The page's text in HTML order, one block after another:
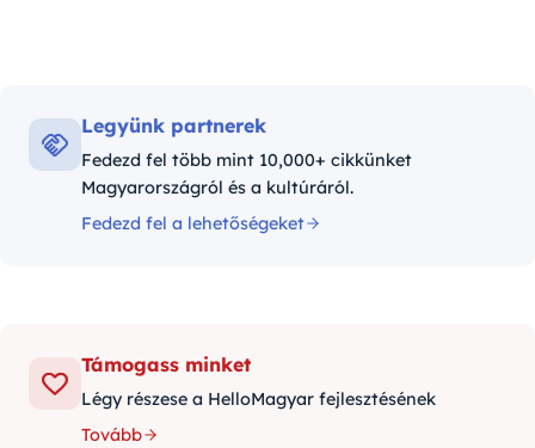
Legyünk partnerek
Fedezd fel több mint 10,000+ cikkünket
Magyarországról és a kultúráról.
Fedezd fel a lehetőségeket
Támogass minket
Légy részese a HelloMagyar fejlesztésének
Tovább